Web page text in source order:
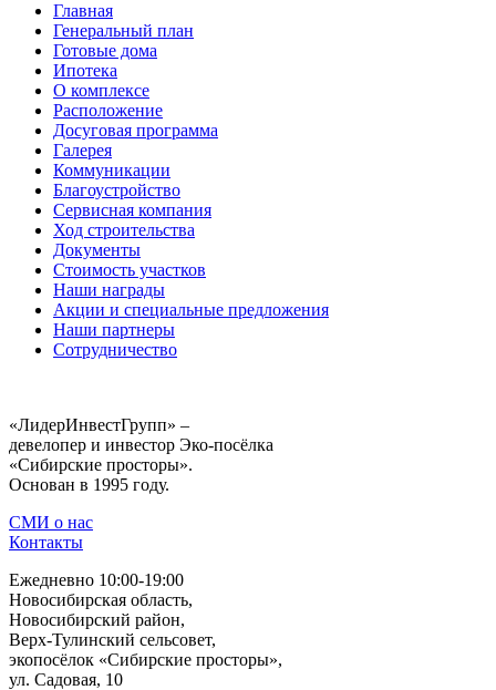
Главная
Генеральный план
Готовые дома
Ипотека
О комплексе
Расположение
Досуговая программа
Галерея
Коммуникации
Благоустройство
Сервисная компания
Ход строительства
Документы
Стоимость участков
Наши награды
Акции и специальные предложения
Наши партнеры
Сотрудничество
«ЛидерИнвестГрупп» –
девелопер и инвестор Эко-посёлка
«Сибирские просторы».
Основан в 1995 году.
СМИ о нас
Контакты
Ежедневно 10:00-19:00
Новосибирская область,
Новосибирский район,
Верх-Тулинский сельсовет,
экопосёлок «Сибирские просторы»,
ул. Садовая, 10